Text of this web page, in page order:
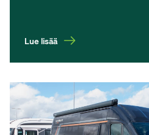
Lue lisää